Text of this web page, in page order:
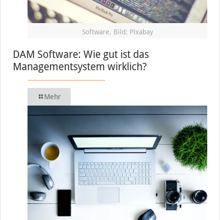
Software, Bild: Pixabay
DAM Software: Wie gut ist das
Managementsystem wirklich?
Mehr